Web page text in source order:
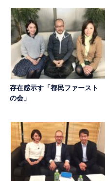
存在感示す「都民ファースト
の会」